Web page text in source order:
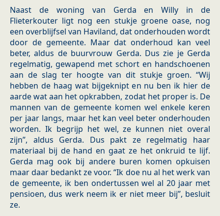
Naast de woning van Gerda en Willy in de
Flieterkouter ligt nog een stukje groene oase, nog
een overblijfsel van Haviland, dat onderhouden wordt
door de gemeente. Maar dat onderhoud kan veel
beter, aldus de buurvrouw Gerda. Dus zie je Gerda
regelmatig, gewapend met schort en handschoenen
aan de slag ter hoogte van dit stukje groen. “Wij
hebben de haag wat bijgeknipt en nu ben ik hier de
aarde wat aan het opkrabben, zodat het proper is. De
mannen van de gemeente komen wel enkele keren
per jaar langs, maar het kan veel beter onderhouden
worden. Ik begrijp het wel, ze kunnen niet overal
zijn”, aldus Gerda. Dus pakt ze regelmatig haar
materiaal bij de hand en gaat ze het onkruid te lijf.
Gerda mag ook bij andere buren komen opkuisen
maar daar bedankt ze voor. “Ik doe nu al het werk van
de gemeente, ik ben ondertussen wel al 20 jaar met
pensioen, dus werk neem ik er niet meer bij”, besluit
ze.